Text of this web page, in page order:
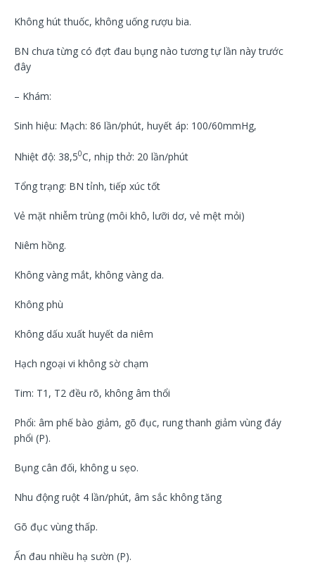
Không hút thuốc, không uống rượu bia.
BN chưa từng có đợt đau bụng nào tương tự lần này trước
đây
– Khám:
Sinh hiệu: Mạch: 86 lần/phút, huyết áp: 100/60mmHg,
Nhiệt độ: 38,50C, nhịp thở: 20 lần/phút
Tổng trạng: BN tỉnh, tiếp xúc tốt
Vẻ mặt nhiễm trùng (môi khô, lưỡi dơ, vẻ mệt mỏi)
Niêm hồng.
Không vàng mắt, không vàng da.
Không phù
Không dấu xuất huyết da niêm
Hạch ngoại vi không sờ chạm
Tim: T1, T2 đều rõ, không âm thổi
Phổi: âm phế bào giảm, gõ đục, rung thanh giảm vùng đáy
phổi (P).
Bụng cân đối, không u sẹo.
Nhu động ruột 4 lần/phút, âm sắc không tăng
Gõ đục vùng thấp.
Ấn đau nhiều hạ sườn (P).